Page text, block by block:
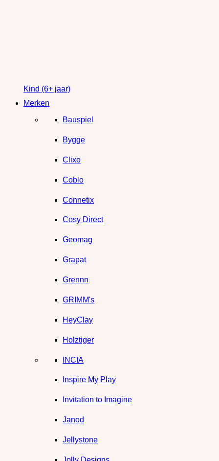
Kind (6+ jaar)
Merken
Bauspiel
Bygge
Clixo
Coblo
Connetix
Cosy Direct
Geomag
Grapat
Grennn
GRIMM's
HeyClay
Holztiger
INCIA
Inspire My Play
Invitation to Imagine
Janod
Jellystone